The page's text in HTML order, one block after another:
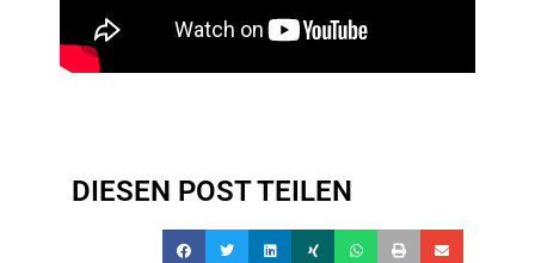
DIESEN POST TEILEN